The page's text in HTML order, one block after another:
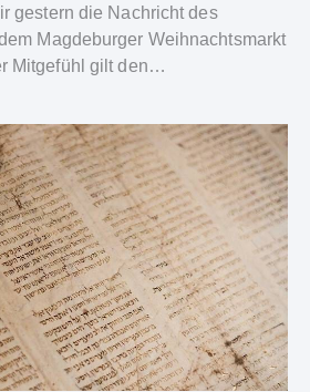
gestern die Nachricht des
Magdeburger Weihnachtsmarkt
Mitgefühl gilt den…